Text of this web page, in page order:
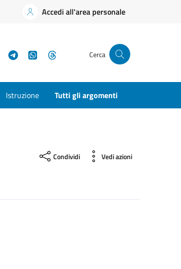
Accedi all'area personale
LinkedInTelegramWhatsApp Cerca
Istruzione Tutti gli argomenti
Condividi Vedi azioni